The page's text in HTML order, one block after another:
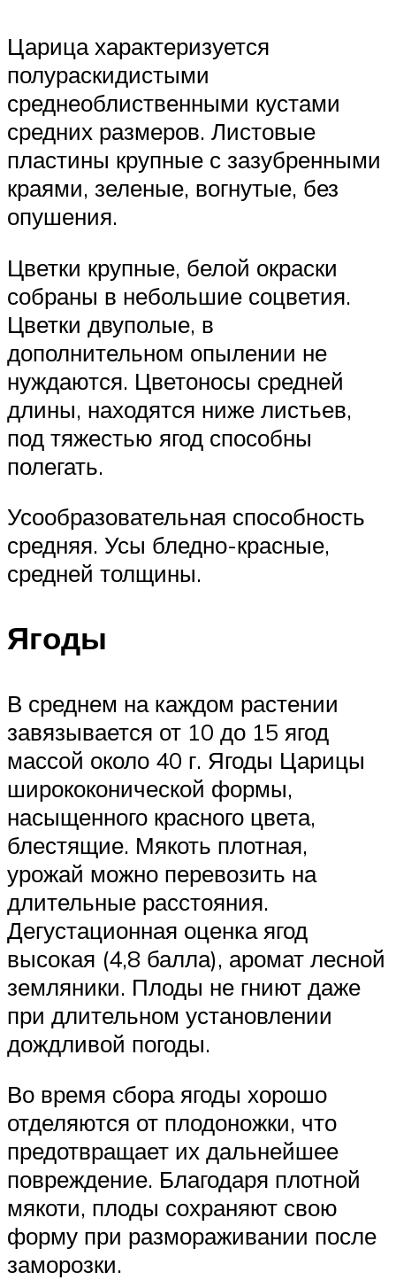
Царица характеризуется
полураскидистыми
среднеоблиственными кустами
средних размеров. Листовые
пластины крупные с зазубренными
краями, зеленые, вогнутые, без
опушения.
Цветки крупные, белой окраски
собраны в небольшие соцветия.
Цветки двуполые, в
дополнительном опылении не
нуждаются. Цветоносы средней
длины, находятся ниже листьев,
под тяжестью ягод способны
полегать.
Усообразовательная способность
средняя. Усы бледно-красные,
средней толщины.
Ягоды
В среднем на каждом растении
завязывается от 10 до 15 ягод
массой около 40 г. Ягоды Царицы
ширококонической формы,
насыщенного красного цвета,
блестящие. Мякоть плотная,
урожай можно перевозить на
длительные расстояния.
Дегустационная оценка ягод
высокая (4,8 балла), аромат лесной
земляники. Плоды не гниют даже
при длительном установлении
дождливой погоды.
Во время сбора ягоды хорошо
отделяются от плодоножки, что
предотвращает их дальнейшее
повреждение. Благодаря плотной
мякоти, плоды сохраняют свою
форму при размораживании после
заморозки.